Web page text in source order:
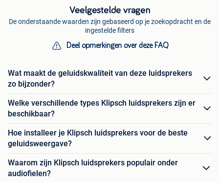
Veelgestelde vragen
De onderstaande waarden zijn gebaseerd op je zoekopdracht en de
ingestelde filters
Deel opmerkingen over deze FAQ
Wat maakt de geluidskwaliteit van deze luidsprekers
zo bijzonder?
Welke verschillende types Klipsch luidsprekers zijn er
beschikbaar?
Hoe installeer je Klipsch luidsprekers voor de beste
geluidsweergave?
Waarom zijn Klipsch luidsprekers populair onder
audiofielen?